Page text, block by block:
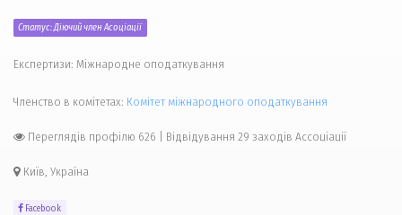
Статус: Діючий член Асоціації
Експертизи: Міжнародне оподаткування
Членство в комітетах: Комiтет міжнародного оподаткування
Переглядів профілю 626 Відвідування 29 заходів Ассоціації
Київ, Україна
Facebook